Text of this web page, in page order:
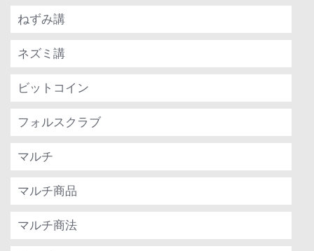
ねずみ講
ネズミ講
ビットコイン
フォルスクラブ
マルチ
マルチ商品
マルチ商法